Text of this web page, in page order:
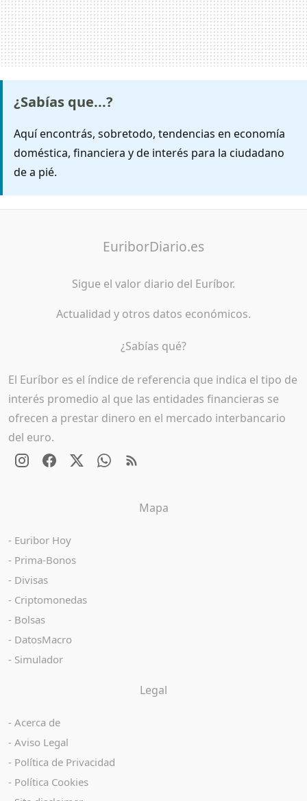
¿Sabías que...?
Aquí encontrás, sobretodo, tendencias en economía
doméstica, financiera y de interés para la ciudadano
de a pié.
EuriborDiario.es
Sigue el valor diario del Euríbor.
Actualidad y otros datos económicos.
Mapa
Euribor Hoy
Prima-Bonos
Divisas
Criptomonedas
Bolsas
DatosMacro
Simulador
Legal
Acerca de
Aviso Legal
Política de Privacidad
Política Cookies
¿Sabías qué?
El Euríbor es el índice de referencia que indica el tipo de
interés promedio al que las entidades financieras se
ofrecen a prestar dinero en el mercado interbancario
del euro.